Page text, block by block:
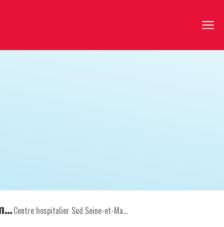
Assistant(e) de Service Social Médecine et Gériatrie Nemours Centre hospitalier Sud Seine-et-Marne